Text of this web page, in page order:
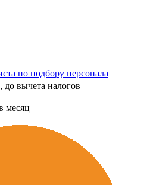
по подбору персонала
до вычета налогов
месяц